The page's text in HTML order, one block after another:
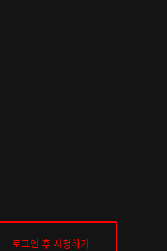
로그인 후 시청하기